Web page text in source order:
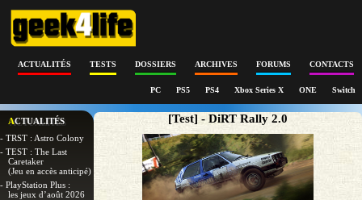
ACTUALITÉS TESTS DOSSIERS ARCHIVES FORUMS CONTACTS
PC PS5 PS4 Xbox Series X ONE Switch
ACTUALITÉS
- TRST : Astro Colony
- TEST : The Last
Caretaker
(Jeu en accès anticipé)
- PlayStation Plus :
les jeux d’août 2026
[Test] - DiRT Rally 2.0